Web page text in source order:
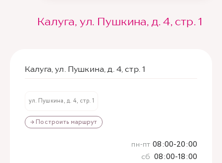
Калуга, ул. Пушкина, д. 4, стр. 1
Калуга, ул. Пушкина, д. 4, стр. 1
ул. Пушкина, д. 4, стр. 1
→ Построить маршрут
пн-пт 08:00-20:00
сб 08:00-18:00